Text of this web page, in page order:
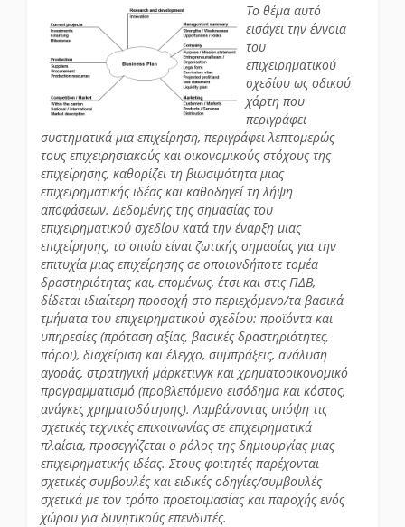
Το θέμα αυτό
εισάγει την έννοια
του
επιχειρηματικού
σχεδίου ως οδικού
χάρτη που
περιγράφει
συστηματικά μια επιχείρηση, περιγράφει λεπτομερώς
τους επιχειρησιακούς και οικονομικούς στόχους της
επιχείρησης, καθορίζει τη βιωσιμότητα μιας
επιχειρηματικής ιδέας και καθοδηγεί τη λήψη
αποφάσεων. Δεδομένης της σημασίας του
επιχειρηματικού σχεδίου κατά την έναρξη μιας
επιχείρησης, το οποίο είναι ζωτικής σημασίας για την
επιτυχία μιας επιχείρησης σε οποιονδήποτε τομέα
δραστηριότητας και, επομένως, έτσι και στις ΠΔΒ,
δίδεται ιδιαίτερη προσοχή στο περιεχόμενο/τα βασικά
τμήματα του επιχειρηματικού σχεδίου: προϊόντα και
υπηρεσίες (πρόταση αξίας, βασικές δραστηριότητες,
πόροι), διαχείριση και έλεγχο, συμπράξεις, ανάλυση
αγοράς, στρατηγική μάρκετινγκ και χρηματοοικονομικό
προγραμματισμό (προβλεπόμενο εισόδημα και κόστος,
ανάγκες χρηματοδότησης). Λαμβάνοντας υπόψη τις
σχετικές τεχνικές επικοινωνίας σε επιχειρηματικά
πλαίσια, προσεγγίζεται ο ρόλος της δημιουργίας μιας
επιχειρηματικής ιδέας. Στους φοιτητές παρέχονται
σχετικές συμβουλές και ειδικές οδηγίες/συμβουλές
σχετικά με τον τρόπο προετοιμασίας και παροχής ενός
χώρου για δυνητικούς επενδυτές.